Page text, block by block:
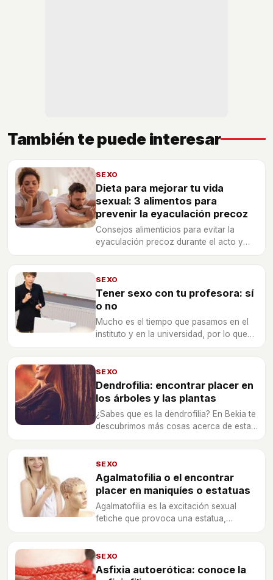
También te puede interesar
SEXO
Dieta para mejorar tu vida
sexual: 3 alimentos para
prevenir la eyaculación precoz
Consejos alimenticios para evitar la
eyaculación precoz durante el acto y
SEXO
Tener sexo con tu profesora: sí
o no
Mucho es el tiempo que pasamos en el
instituto y en la universidad, por lo que
llevar al límite la pasión surgida?
SEXO
Dendrofilia: encontrar placer en
los árboles y las plantas
¿Sabes que es la dendrofilia? En Bekia te
descubrimos más cosas acerca de esta
SEXO
Agalmatofilia o el encontrar
placer en maniquíes o estatuas
Agalmatofilia es la excitación sexual
fetiche que provoca una estatua,
SEXO
Asfixia autoerótica: conoce la